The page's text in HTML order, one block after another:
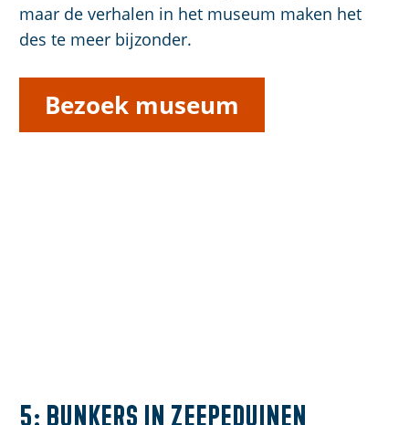
maar de verhalen in het museum maken het
des te meer bijzonder.
Bezoek museum
5: Bunkers in Zeepeduinen